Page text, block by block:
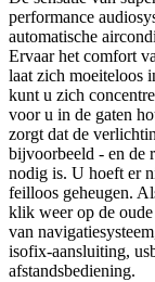
performance
automatische
Ervaar het comfort
laat zich moeiteloos
kunt u zich
voor u in de gaten
zorgt dat de
bijvoorbeeld - en de
nodig is. U hoeft er
feilloos geheugen.
klik weer op de
van
isofix-aansluiting,
afstandsbediening.